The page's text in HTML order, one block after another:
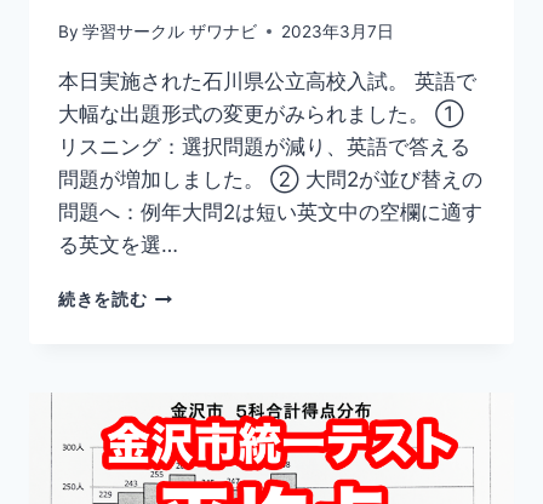
By 学習サークル ザワナビ 2023年3月7日
本日実施された石川県公立高校入試。 英語で
大幅な出題形式の変更がみられました。 ①
リスニング：選択問題が減り、英語で答える
問題が増加しました。 ② 大問2が並び替えの
問題へ：例年大問2は短い英文中の空欄に適す
る英文を選…
続きを読む【速
県
公
立
高